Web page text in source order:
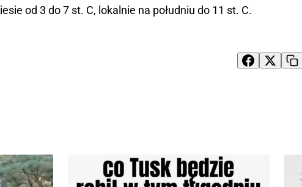
od 3 do 7 st. C, lokalnie na południu do 11 st. C.